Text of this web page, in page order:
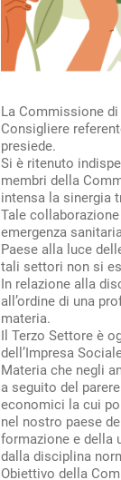
La Commissione
Consigliere
presiede.
Si è ritenuto
membri della
intensa la sinergia
Tale
emergenza
Paese alla luce
tali settori non si
In relazione alla
all’ordine di una
materia.
Il Terzo Settore è
dell’Impresa
Materia che negli
a seguito del
economici la cui
nel nostro paese
formazione e della
dalla disciplina
Obiettivo della